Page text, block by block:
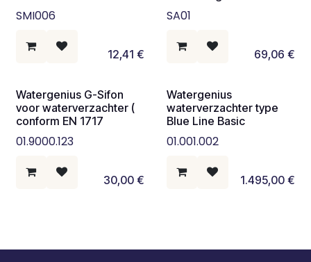
SMI006
12,41 €
SA01
69,06 €
Watergenius G-Sifon
voor waterverzachter (
conform EN 1717
01.9000.123
30,00€
Watergenius
waterverzachter type
Blue Line Basic
01.001.002
1.495,00€